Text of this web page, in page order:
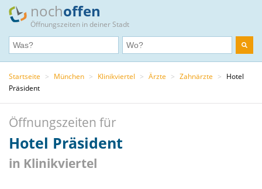
nochoffen
Öffnungszeiten in deiner Stadt
Startseite > München > Klinikviertel > Ärzte > Zahnärzte > Hotel
Präsident
Öffnungszeiten für
Hotel Präsident
in Klinikviertel